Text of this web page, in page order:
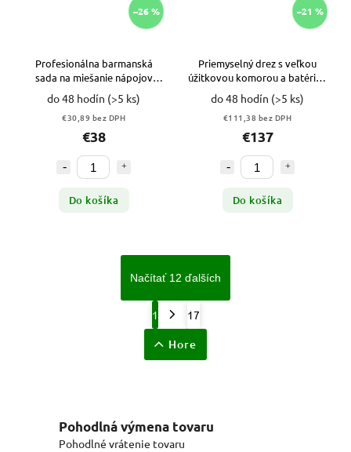
–26 %
Profesionálna barmanská
sada na miešanie nápojov
25v1 VYPR
do 48 hodín (>5 ks)
€30,89 bez DPH
€38
Do košíka
–21 %
Priemyselný drez s veľkou
úžitkovou komorou a batériou
VYPR
do 48 hodín (>5 ks)
€111,38 bez DPH
€137
Do košíka
Načítať 12 ďalších
1 17
Hore
Pohodlná výmena tovaru
Pohodlné vrátenie tovaru